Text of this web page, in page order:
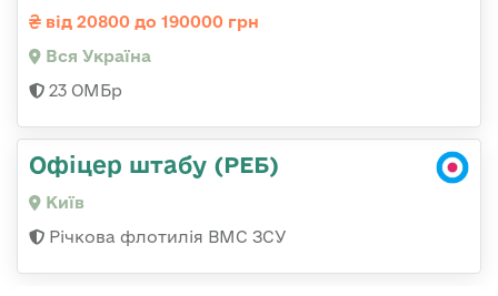
від 20800 до 190000 грн
Вся Україна
23 ОМБр
Офіцер штабу (РЕБ)
Київ
Річкова флотилія ВМС ЗСУ